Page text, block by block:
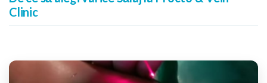
Clinic